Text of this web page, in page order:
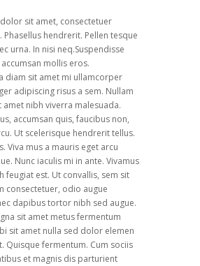
sit amet, consectetuer
Phasellus hendrerit. Pellen tesque
urna. In nisi neq.Suspendisse
mollis eros.
diam sit amet mi ullamcorper
adipiscing risus a sem. Nullam
amet nibh viverra malesuada.
accumsan quis, faucibus non,
Ut scelerisque hendrerit tellus.
Viva mus a mauris eget arcu
Nunc iaculis mi in ante. Vivamus
feugiat est. Ut convallis, sem sit
consectetuer, odio augue
dapibus tortor nibh sed augue.
sit amet metus fermentum
sit amet nulla sed dolor elemen
Quisque fermentum. Cum sociis
et magnis dis parturient